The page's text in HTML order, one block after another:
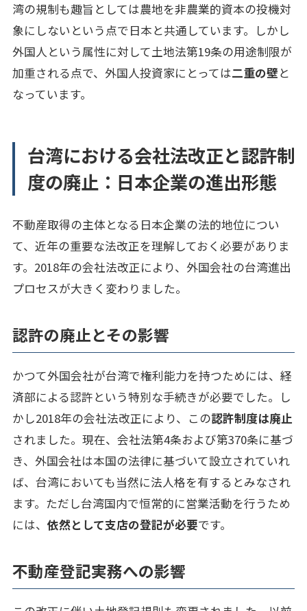
湾の規制も趣旨としては農地を非農業的資本の投機対
象にしないという点で日本と共通しています。しかし
外国人という属性に対して土地法第19条の用途制限が
加重される点で、外国人投資家にとっては二重の壁と
なっています。
台湾における会社法改正と認許制
度の廃止：日本企業の進出形態
不動産取得の主体となる日本企業の法的地位につい
て、近年の重要な法改正を理解しておく必要がありま
す。2018年の会社法改正により、外国会社の台湾進出
プロセスが大きく変わりました。
認許の廃止とその影響
かつて外国会社が台湾で権利能力を持つためには、経
済部による認許という特別な手続きが必要でした。し
かし2018年の会社法改正により、この認許制度は廃止
されました。現在、会社法第4条および第370条に基づ
き、外国会社は本国の法律に基づいて設立されていれ
ば、台湾においても当然に法人格を有するとみなされ
ます。ただし台湾国内で恒常的に営業活動を行うため
には、 依然として支店の登記が必要です。
不動産登記実務への影響